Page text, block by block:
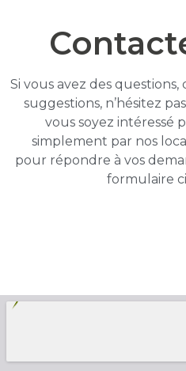
Si vous avez des
suggestions, n’hésitez
vous soyez intéressé
simplement par nos
pour répondre à vos
formulaire